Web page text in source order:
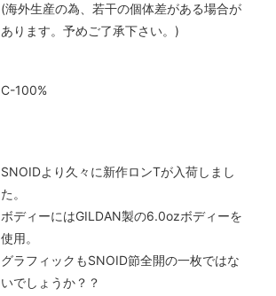
(海外生産の為、若干の個体差がある場合が
あります。予めご了承下さい。)
C-100%
SNOIDより久々に新作ロンTが入荷しまし
た。
ボディーにはGILDAN製の6.0ozボディーを
使用。
グラフィックもSNOID節全開の一枚ではな
いでしょうか？？